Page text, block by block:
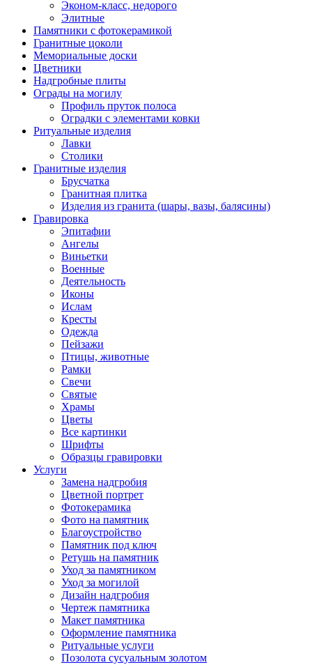
Эконом-класс, недорого
Элитные
Памятники с фотокерамикой
Гранитные цоколи
Мемориальные доски
Цветники
Надгробные плиты
Ограды на могилу
Профиль пруток полоса
Оградки с элементами ковки
Ритуальные изделия
Лавки
Столики
Гранитные изделия
Брусчатка
Гранитная плитка
Изделия из гранита (шары, вазы, балясины)
Гравировка
Эпитафии
Ангелы
Виньетки
Военные
Деятельность
Иконы
Ислам
Кресты
Одежда
Пейзажи
Птицы, животные
Рамки
Свечи
Святые
Храмы
Цветы
Все картинки
Шрифты
Образцы гравировки
Услуги
Замена надгробия
Цветной портрет
Фотокерамика
Фото на памятник
Благоустройство
Памятник под ключ
Ретушь на памятник
Уход за памятником
Уход за могилой
Дизайн надгробия
Чертеж памятника
Макет памятника
Оформление памятника
Ритуальные услуги
Позолота сусуальным золотом